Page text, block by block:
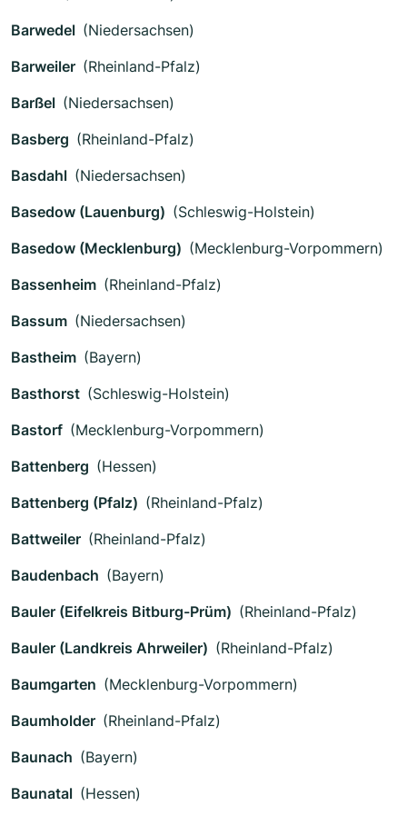
Barwedel (Niedersachsen)
Barweiler (Rheinland-Pfalz)
Barßel (Niedersachsen)
Basberg (Rheinland-Pfalz)
Basdahl (Niedersachsen)
Basedow (Lauenburg) (Schleswig-Holstein)
Basedow (Mecklenburg) (Mecklenburg-Vorpommern)
Bassenheim (Rheinland-Pfalz)
Bassum (Niedersachsen)
Bastheim (Bayern)
Basthorst (Schleswig-Holstein)
Bastorf (Mecklenburg-Vorpommern)
Battenberg (Hessen)
Battenberg (Pfalz) (Rheinland-Pfalz)
Battweiler (Rheinland-Pfalz)
Baudenbach (Bayern)
Bauler (Eifelkreis Bitburg-Prüm) (Rheinland-Pfalz)
Bauler (Landkreis Ahrweiler) (Rheinland-Pfalz)
Baumgarten (Mecklenburg-Vorpommern)
Baumholder (Rheinland-Pfalz)
Baunach (Bayern)
Baunatal (Hessen)